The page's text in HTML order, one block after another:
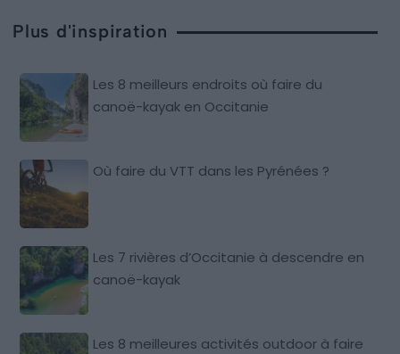
Plus d'inspiration
Les 8 meilleurs endroits où faire du
canoë-kayak en Occitanie
Où faire du VTT dans les Pyrénées ?
Les 7 rivières d’Occitanie à descendre en
canoë-kayak
Les 8 meilleures activités outdoor à faire